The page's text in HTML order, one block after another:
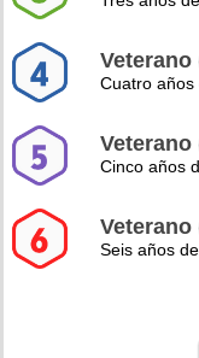
Veterano
Cuatro
Cinco años
Veterano
Seis años